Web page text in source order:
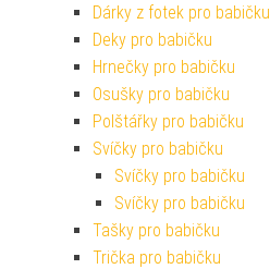
Dárky z fotek pro babičku
Deky pro babičku
Hrnečky pro babičku
Osušky pro babičku
Polštářky pro babičku
Svíčky pro babičku
Svíčky pro babičku
Svíčky pro babičku
Tašky pro babičku
Trička pro babičku